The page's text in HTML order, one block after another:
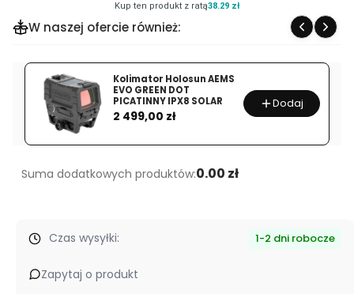
Luneta
Titanium
1-
6x24
HD
4A
S
Kup ten produkt z ratą38.29 zł
W naszej ofercie również:
Kolimator Holosun AEMS
EVO GREEN DOT
PICATINNY IPX8 SOLAR
Cena
2 499,00 zł
Dodaj
Suma dodatkowych produktów:0.00 zł
Czas wysyłki: 1-2 dni robocze
Zapytaj o produkt